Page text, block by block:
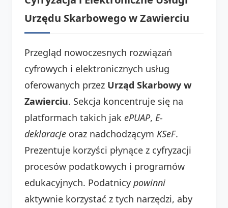
Urzędu Skarbowego w Zawierciu
Przegląd nowoczesnych rozwiązań
cyfrowych i elektronicznych usług
oferowanych przez Urząd Skarbowy w
Zawierciu. Sekcja koncentruje się na
platformach takich jak ePUAP, E-
deklaracje oraz nadchodzącym KSeF.
Prezentuje korzyści płynące z cyfryzacji
procesów podatkowych i programów
edukacyjnych. Podatnicy powinni
aktywnie korzystać z tych narzędzi, aby